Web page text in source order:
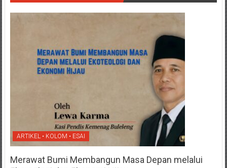
ARTIKEL • KOLOM • ESAI
Merawat Bumi Membangun Masa Depan melalui